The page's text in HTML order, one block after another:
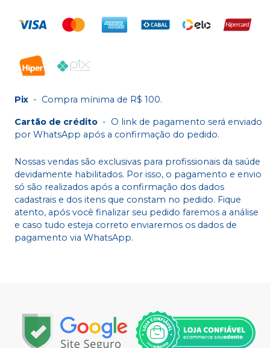
Pix - Compra mínima de R$ 100.
Cartão de crédito - O link de pagamento será enviado
por WhatsApp após a confirmação do pedido.
Nossas vendas são exclusivas para profissionais da saúde
devidamente habilitados. Por isso, o pagamento e envio
só são realizados após a confirmação dos dados
cadastrais e dos itens que constam no pedido. Fique
atento, após você finalizar seu pedido faremos a análise
e caso tudo esteja correto enviaremos os dados de
pagamento via WhatsApp.